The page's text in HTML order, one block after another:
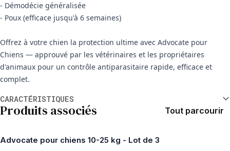
- Démodécie généralisée
- Poux (efficace jusqu'à 6 semaines)
Offrez à votre chien la protection ultime avec Advocate pour
Chiens — approuvé par les vétérinaires et les propriétaires
d'animaux pour un contrôle antiparasitaire rapide, efficace et
complet.
CARACTÉRISTIQUES
Produits associés Tout parcourir
Advocate pour chiens 10-25 kg - Lot de 3